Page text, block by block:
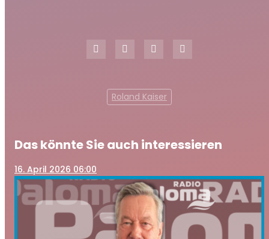
Roland Kaiser
Das könnte Sie auch interessieren
16. April 2026 06:00